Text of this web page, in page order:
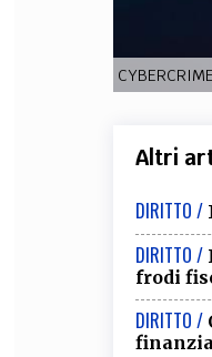
CYBERCRIME
Altri
DIRITTO /
DIRITTO /
frodi
DIRITTO /